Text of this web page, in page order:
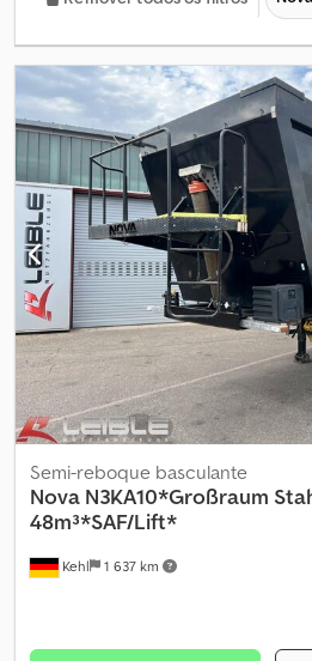
Kehl 1 637 km
Semi-reboque basculante
Nova N3KA10*Großraum
48m³*SAF/Lift*